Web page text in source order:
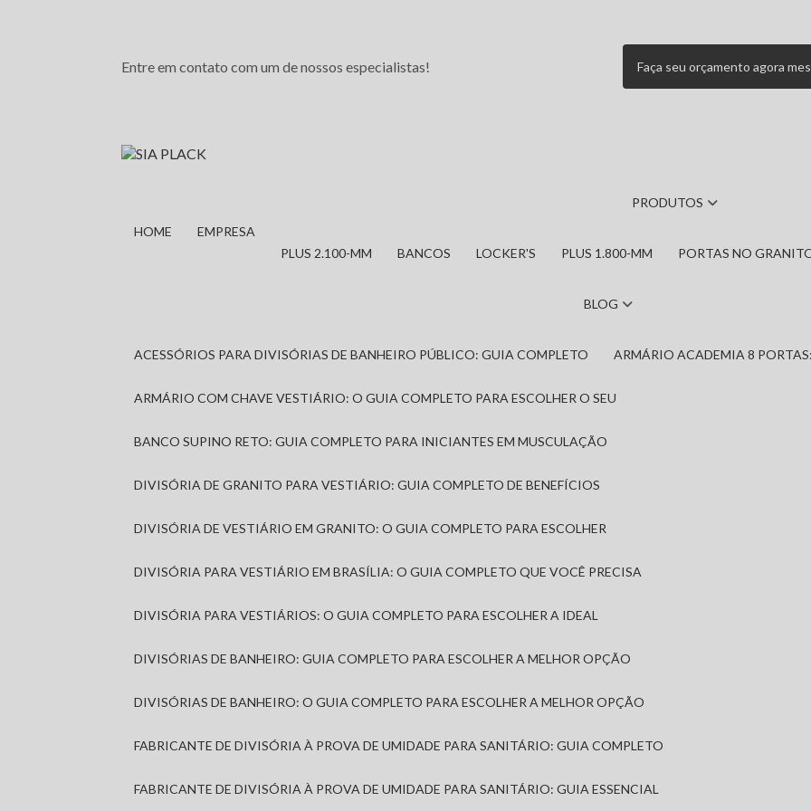
Entre em contato com um de nossos especialistas! Faça seu orçamento agora
HOME EMPRESA
PRODUTOS
PLUS 2.100-MM BANCOS LOCKER'S PLUS 1.800-MM PORTAS NO
BLOG
ACESSÓRIOS PARA DIVISÓRIAS DE BANHEIRO PÚBLICO: GUIA COMPLETO ARMÁRIO ACADEMIA 8
ARMÁRIO COM CHAVE VESTIÁRIO: O GUIA COMPLETO PARA ESCOLHER O SEU
BANCO SUPINO RETO: GUIA COMPLETO PARA INICIANTES EM MUSCULAÇÃO
DIVISÓRIA DE GRANITO PARA VESTIÁRIO: GUIA COMPLETO DE BENEFÍCIOS
DIVISÓRIA DE VESTIÁRIO EM GRANITO: O GUIA COMPLETO PARA ESCOLHER
DIVISÓRIA PARA VESTIÁRIO EM BRASÍLIA: O GUIA COMPLETO QUE VOCÊ PRECISA
DIVISÓRIA PARA VESTIÁRIOS: O GUIA COMPLETO PARA ESCOLHER A IDEAL
DIVISÓRIAS DE BANHEIRO: GUIA COMPLETO PARA ESCOLHER A MELHOR OPÇÃO
DIVISÓRIAS DE BANHEIRO: O GUIA COMPLETO PARA ESCOLHER A MELHOR OPÇÃO
FABRICANTE DE DIVISÓRIA À PROVA DE UMIDADE PARA SANITÁRIO: GUIA COMPLETO
FABRICANTE DE DIVISÓRIA À PROVA DE UMIDADE PARA SANITÁRIO: GUIA ESSENCIAL